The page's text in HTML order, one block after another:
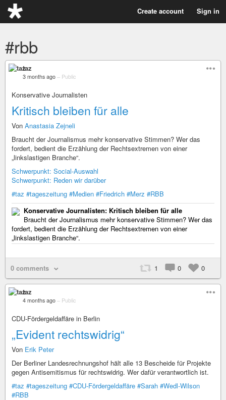
Create account Sign in
#rbb
taz
3 months ago – Public
Konservative Journalisten
Kritisch bleiben für alle
Von Anastasia Zejneli
Braucht der Journalismus mehr konservative Stimmen? Wer das
fordert, bedient die Erzählung der Rechtsextremen von einer
„linkslastigen Branche“.
Schwerpunkt: Social-Auswahl
Schwerpunkt: Reden wir darüber
#taz #tageszeitung #Medien #Friedrich #Merz #RBB
Konservative Journalisten: Kritisch bleiben für alle
Braucht der Journalismus mehr konservative Stimmen? Wer das
fordert, bedient die Erzählung der Rechtsextremen von einer
„linkslastigen Branche“.
0 comments 1 0 0
taz
4 months ago – Public
CDU-Fördergeldaffäre in Berlin
„Evident rechtswidrig“
Von Erik Peter
Der Berliner Landesrechnungshof hält alle 13 Bescheide für Projekte
gegen Antisemitismus für rechtswidrig. Wer dafür verantwortlich ist.
#taz #tageszeitung #CDU-Fördergeldaffäre #Sarah #Wedl-Wilson
#RBB